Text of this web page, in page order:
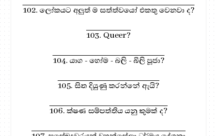
102. ලෝකයට අලුත් ම සත්ත්වයෝ එකතු වෙනවා ද?
103. Queer?
104. යාග - හෝම - බලි - බිලි පූජා?
105. සිත දියුණු කරන්නේ ඇයි?
106. ක්ෂණ සම්පත්තිය යනු කුමක් ද?